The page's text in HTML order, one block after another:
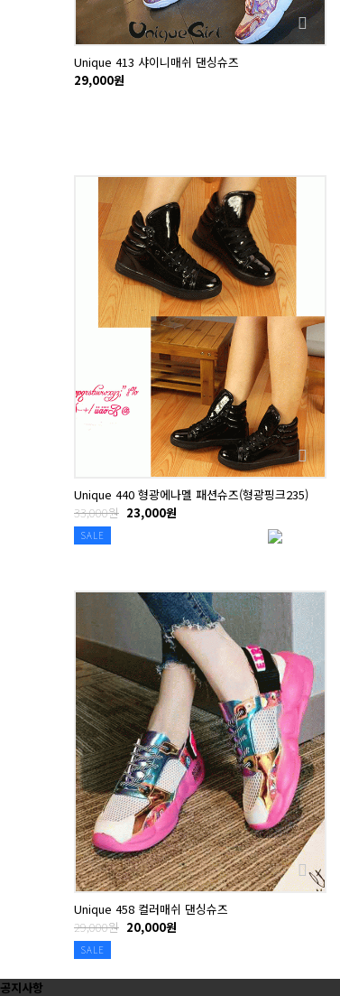
Unique 413 샤이니매쉬 댄싱슈즈
29,000원
Unique 440 형광에나멜 패션슈즈(형광핑크235)
33,000원 23,000원
SALE
Unique 458 컬러매쉬 댄싱슈즈
29,000원 20,000원
SALE
공지사항